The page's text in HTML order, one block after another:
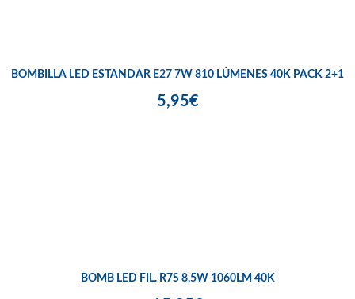
BOMBILLA LED ESTANDAR E27 7W 810 LÚMENES 40K PACK 2+1
5,95€
BOMB LED FIL. R7S 8,5W 1060LM 40K